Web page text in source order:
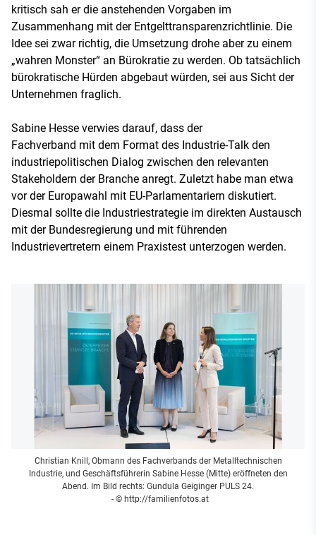
kritisch sah er die anstehenden Vorgaben im
Zusammenhang mit der Entgelttransparenzrichtlinie. Die
Idee sei zwar richtig, die Umsetzung drohe aber zu einem
„wahren Monster“ an Bürokratie zu werden. Ob tatsächlich
bürokratische Hürden abgebaut würden, sei aus Sicht der
Unternehmen fraglich.
Sabine Hesse verwies darauf, dass der
Fachverband mit dem Format des Industrie-Talk den
industriepolitischen Dialog zwischen den relevanten
Stakeholdern der Branche anregt. Zuletzt habe man etwa
vor der Europawahl mit EU-Parlamentariern diskutiert.
Diesmal sollte die Industriestrategie im direkten Austausch
mit der Bundesregierung und mit führenden
Industrievertretern einem Praxistest unterzogen werden.
Christian Knill, Obmann des Fachverbands der Metalltechnischen
Industrie, und Geschäftsführerin Sabine Hesse (Mitte) eröffneten den
Abend. Im Bild rechts: Gundula Geiginger PULS 24.
- © http://familienfotos.at